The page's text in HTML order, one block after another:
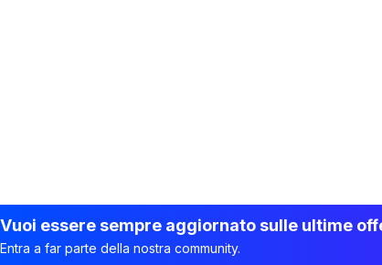
Vuoi essere sempre aggiornato sulle ultime
Entra a far parte della nostra community.